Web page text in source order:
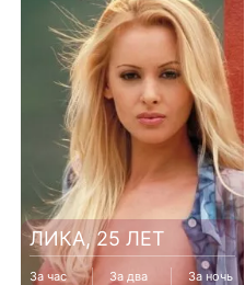
ЛИКА, 25 ЛЕТ
За час За два За ночь